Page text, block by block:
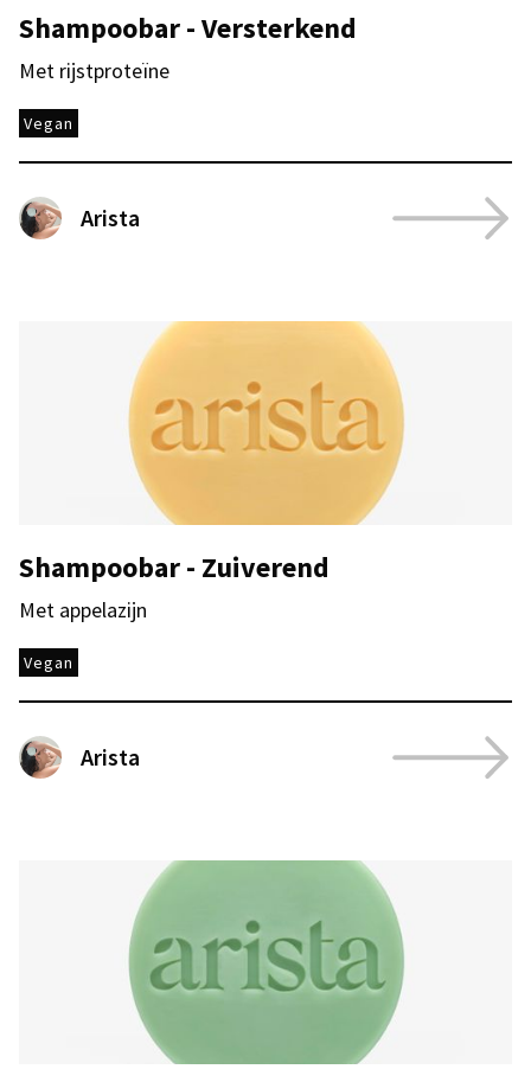
Shampoobar - Versterkend
Met rijstproteïne
Vegan
Arista
Shampoobar - Zuiverend
Met appelazijn
Vegan
Arista